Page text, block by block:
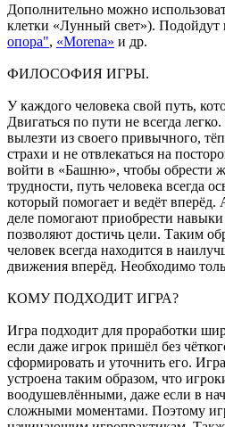
Дополнительно можно
клетки «Лунный свет»). Подойдут
опора", «Morena» и др.
ФИЛОСОФИЯ ИГРЫ.
У каждого человека свой путь,
Двигаться по пути не всегда
вылезти из своего привычного,
страхи и не отвлекаться на
войти в «Башню», чтобы обрести
трудности, путь человека всегда
который помогает и ведёт
деле помогают приобрести
позволяют достичь цели. Таким
человек всегда находится в
движения вперёд. Необходимо
КОМУ ПОДХОДИТ ИГРА?
Игра подходит для проработки
если даже игрок пришёл без
сформировать и уточнить его.
устроена таким образом, что
воодушевлёнными, даже если в
сложными моментами. Поэтому